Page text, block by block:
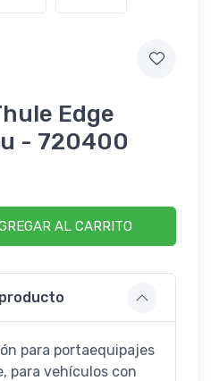
Edge
- 720400
AL CARRITO
para portaequipajes
para vehículos con